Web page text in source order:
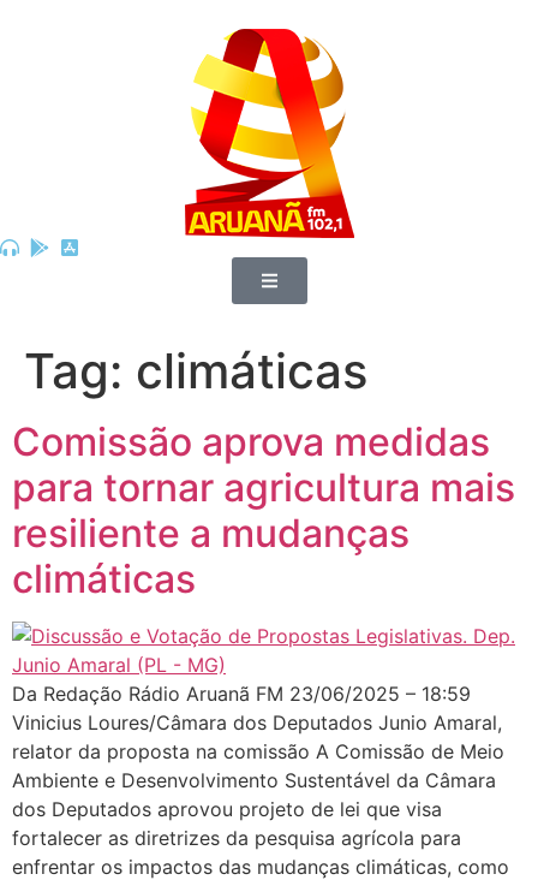
Tag: climáticas
Comissão aprova medidas
para tornar agricultura mais
resiliente a mudanças
climáticas
Da Redação Rádio Aruanã FM 23/06/2025 – 18:59
Vinicius Loures/Câmara dos Deputados Junio Amaral,
relator da proposta na comissão A Comissão de Meio
Ambiente e Desenvolvimento Sustentável da Câmara
dos Deputados aprovou projeto de lei que visa
fortalecer as diretrizes da pesquisa agrícola para
enfrentar os impactos das mudanças climáticas, como